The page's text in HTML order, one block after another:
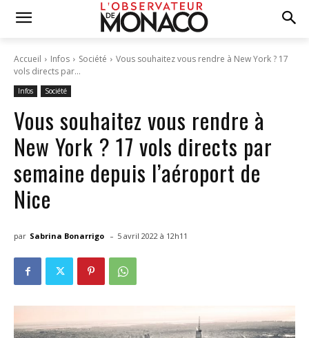
Accueil Infos Société
Vous souhaitez vous rendre à New York ? 17
vols directs par...
Infos Société
Vous souhaitez vous rendre à
New York ? 17 vols directs par
semaine depuis l’aéroport de
Nice
par Sabrina Bonarrigo - 5 avril 2022 à 12h11